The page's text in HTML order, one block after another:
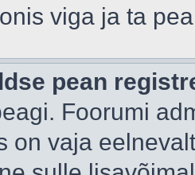
viga ja ta
pean
Foorumi
on vaja